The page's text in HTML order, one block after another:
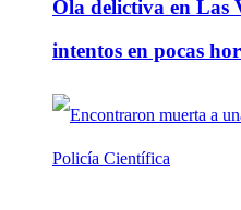
Ola delictiva en Las
intentos en pocas